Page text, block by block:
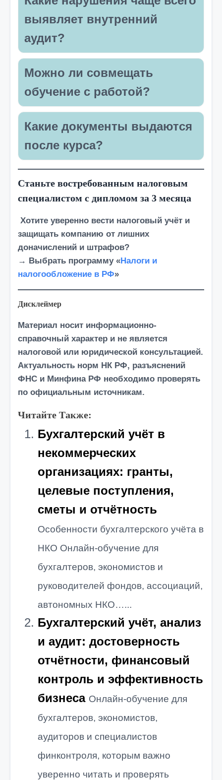
выявляет внутренний
аудит?
Можно ли совмещать
обучение с работой?
Какие документы выдаются
после курса?
Станьте востребованным налоговым
специалистом с дипломом за 3 месяца
Хотите уверенно вести налоговый учёт и
защищать компанию от лишних
доначислений и штрафов?
→ Выбрать программу «Налоги и
налогообложение в РФ»
Дисклеймер
Материал носит информационно-
справочный характер и не является
налоговой или юридической консультацией.
Актуальность норм НК РФ, разъяснений
ФНС и Минфина РФ необходимо проверять
по официальным источникам.
Читайте Также:
Бухгалтерский учёт в
некоммерческих
организациях: гранты,
целевые поступления,
сметы и отчётность
Особенности бухгалтерского учёта в
НКО Онлайн-обучение для
бухгалтеров, экономистов и
руководителей фондов, ассоциаций,
автономных НКО…...
Бухгалтерский учёт, анализ
и аудит: достоверность
отчётности, финансовый
контроль и эффективность
бизнеса Онлайн-обучение для
бухгалтеров, экономистов,
аудиторов и специалистов
финконтроля, которым важно
уверенно читать и проверять